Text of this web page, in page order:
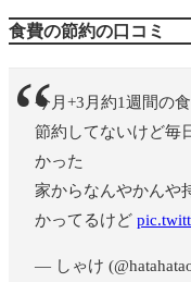
食費の節約の口コミ
今月+3月約1週間の
節約してないけど毎
かった
家からなんやかんや
かってるけど
— しゃけ